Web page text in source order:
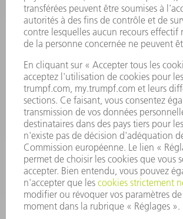
Foire aux questions
Termes et conditions
CONTACT
01 48 17 37 73
Lun - Jeu 08:00h - 16:30h
Ven 08:00h - 12:30h
outillages@fr.TRUMPF.com
CONTACT
Pièces Détachées
01 48 17 37 57
Lun – Ven 8:30h - 17:30h
pieces.detachees@trumpf.com